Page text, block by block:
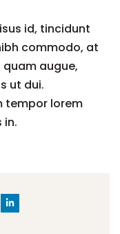
id, tincidunt
commodo, at
augue,
ut dui.
tempor lorem
in.